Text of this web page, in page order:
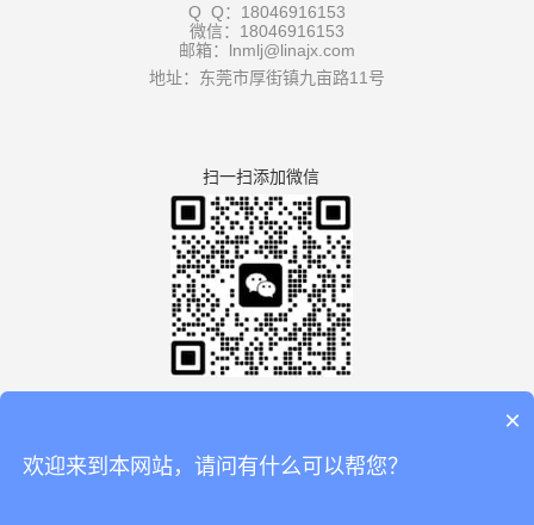
Q Q：18046916153
微信：18046916153
邮箱：lnmlj@linajx.com
地址：东莞市厚街镇九亩路11号
扫一扫添加微信
×
欢迎来到本网站，请问有什么可以帮您？